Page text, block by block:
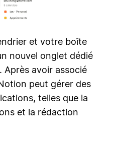
et votre boîte
nouvel onglet dédié
Après avoir associé
peut gérer des
telles que la
et la rédaction